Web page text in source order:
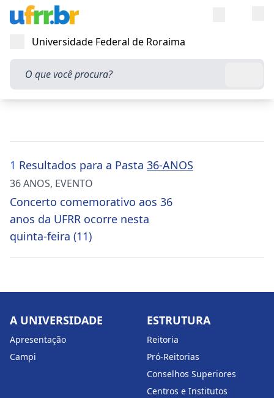
Abrir menu
Universidade Federal de Roraima
O que você procura?
1 Resultados para a Pasta 36-ANOS
36 ANOS, EVENTO
Concerto comemorativo aos 36
anos da UFRR ocorre nesta
quinta-feira (11)
A UNIVERSIDADE
Apresentação
Campi
ESTRUTURA
Reitoria
Pró-Reitorias
Conselhos Superiores
Centros e Institutos